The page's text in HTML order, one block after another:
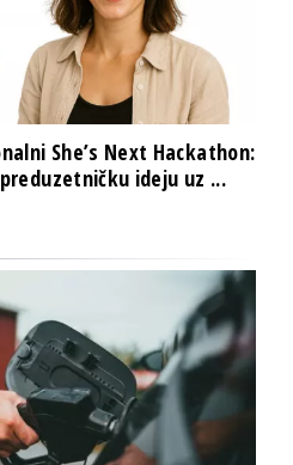
She’s Next Hackathon:
ideju uz ...